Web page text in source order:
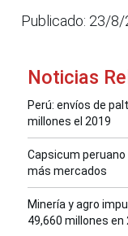
Publicado: 23/8/
Noticias
Perú: envíos de
millones el 2019
Capsicum
más mercados
Minería y agro
49,660 millones en